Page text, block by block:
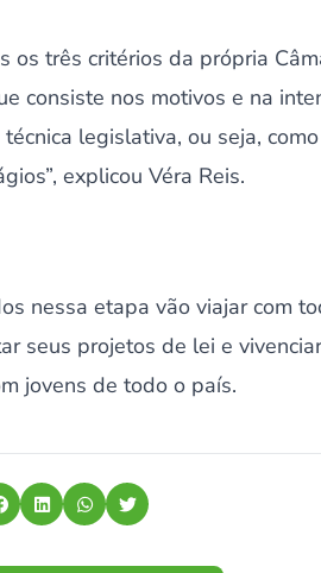
os três critérios da própria
consiste nos motivos e na
legislativa, ou seja,
explicou Véra Reis.
nessa etapa vão viajar com
seus projetos de lei e
jovens de todo o país.